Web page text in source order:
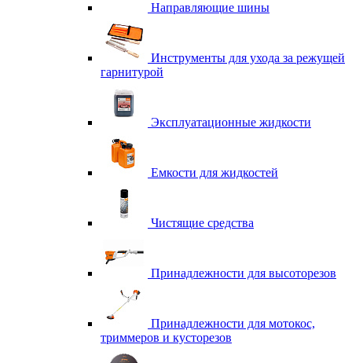
Направляющие шины
Инструменты для ухода за режущей
гарнитурой
Эксплуатационные жидкости
Емкости для жидкостей
Чистящие средства
Принадлежности для высоторезов
Принадлежности для мотокос,
триммеров и кусторезов